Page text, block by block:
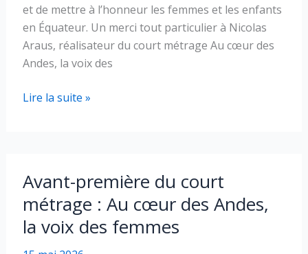
et de mettre à l’honneur les femmes et les enfants
en Équateur. Un merci tout particulier à Nicolas
Araus, réalisateur du court métrage Au cœur des
Andes, la voix des
Merci
notre
projection
et
Lire la suite »
Avant-première du court
métrage : Au cœur des Andes,
la voix des femmes